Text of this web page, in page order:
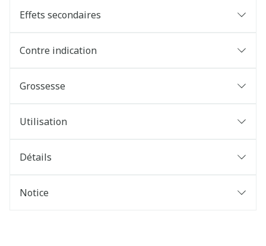
Effets secondaires
Contre indication
Grossesse
Utilisation
Détails
Notice